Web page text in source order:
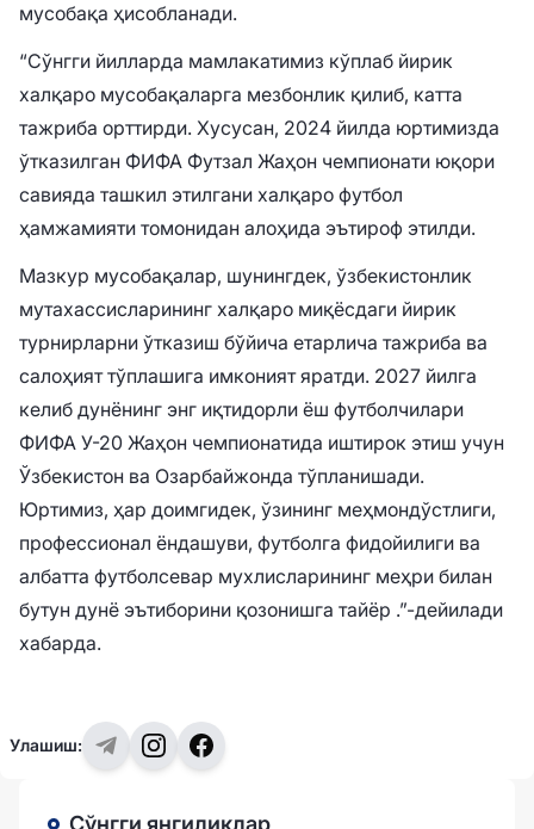
мусобақа ҳисобланади.
“Сўнгги йилларда мамлакатимиз кўплаб йирик
халқаро мусобақаларга мезбонлик қилиб, катта
тажриба орттирди. Хусусан, 2024 йилда юртимизда
ўтказилган ФИФА Футзал Жаҳон чемпионати юқори
савияда ташкил этилгани халқаро футбол
ҳамжамияти томонидан алоҳида эътироф этилди.
Мазкур мусобақалар, шунингдек, ўзбекистонлик
мутахассисларининг халқаро миқёсдаги йирик
турнирларни ўтказиш бўйича етарлича тажриба ва
салоҳият тўплашига имконият яратди. 2027 йилга
келиб дунёнинг энг иқтидорли ёш футболчилари
ФИФА У-20 Жаҳон чемпионатида иштирок этиш учун
Ўзбекистон ва Озарбайжонда тўпланишади.
Юртимиз, ҳар доимгидек, ўзининг меҳмондўстлиги,
профессионал ёндашуви, футболга фидойилиги ва
албатта футболсевар мухлисларининг меҳри билан
бутун дунё эътиборини қозонишга тайёр .”-дейилади
хабарда.
Улашиш:
Сўнгги янгиликлар